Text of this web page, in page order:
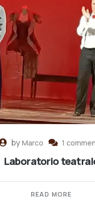
byMarco 1
Laboratorio
READ MORE